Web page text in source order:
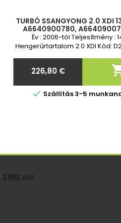
TURBÓ SSANGYONG 2.0 XDI
A6640900780,
A6640900880,
A664090088080, 761433-2,
Év : 2006-tól Teljesítmény :
Hengerűrtartalom 2.0 XDI Kód:
Ár
226,80 €
 Szállítás 3-5